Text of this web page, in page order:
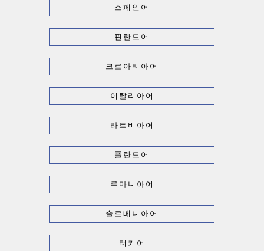
스페인어
핀란드어
크로아티아어
이탈리아어
라트비아어
폴란드어
루마니아어
슬로베니아어
터키어